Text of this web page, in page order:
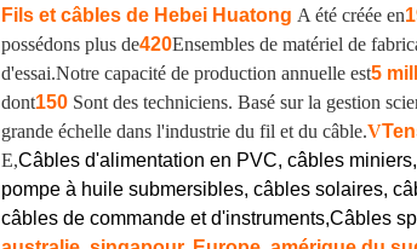
Fils et câbles de Hebei Huatong A été créée en
possédons plus de420Ensembles de matériel de
d'essai.Notre capacité de production annuelle est5
dont150 Sont des techniciens. Basé sur la gestion
grande échelle dans l'industrie du fil et du câble.V
E,Câbles d'alimentation en PVC, câbles
pompe à huile submersibles, câbles solaires,
câbles de commande et d'instruments,Câbles